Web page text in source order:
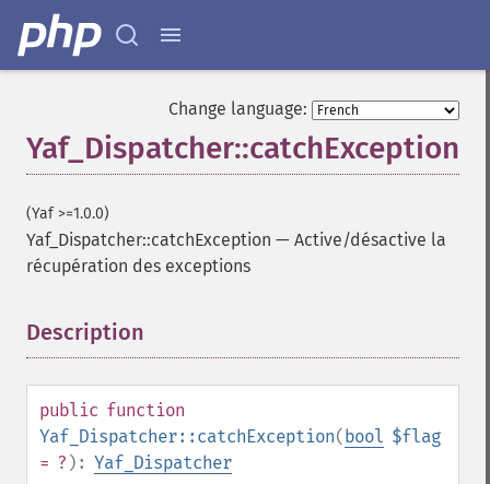
Change language:
Yaf_Dispatcher::catchException
(Yaf >=1.0.0)
Yaf_Dispatcher::catchException — Active/désactive la
récupération des exceptions
Description
public function
Yaf_Dispatcher::catchException(bool $flag
= ? ): Yaf_Dispatcher